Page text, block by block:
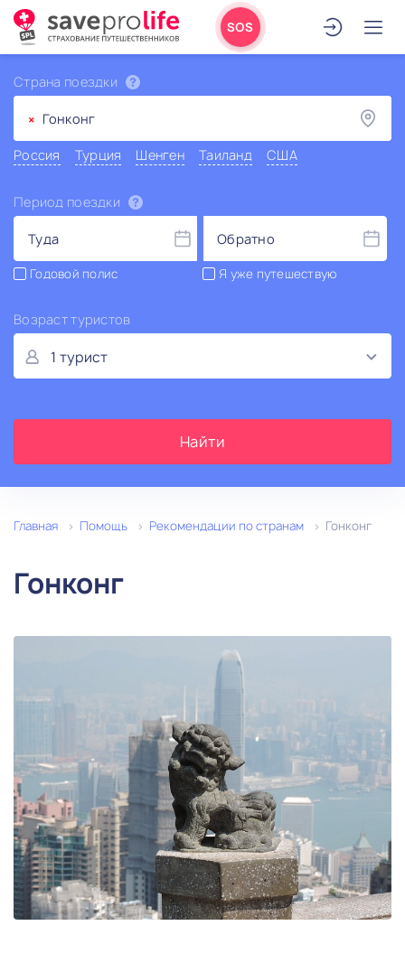
SOS
Страна поездки
× Гонконг
Россия Турция Шенген Таиланд США
Период поездки
Туда Обратно
Годовой полис Я уже путешествую
Возраст туристов
1 турист
Главная Помощь Рекомендации по странам Гонконг
Гонконг